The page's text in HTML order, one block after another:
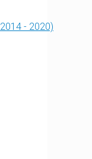
- 2020)